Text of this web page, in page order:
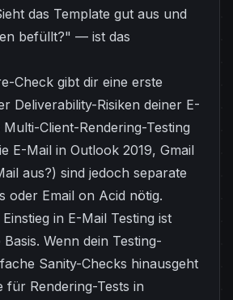
das Template gut aus und
befüllt?" — ist das
Check gibt dir eine erste
Deliverability-Risiken deiner E-
Client-Rendering-Testing
E-Mail in Outlook 2019, Gmail
aus?) sind jedoch separate
oder Email on Acid nötig.
in E-Mail Testing ist
Wenn dein Testing-
Sanity-Checks hinausgeht
Rendering-Tests in